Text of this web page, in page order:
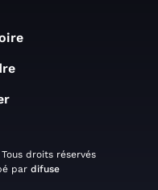
droits réservés
par difuse